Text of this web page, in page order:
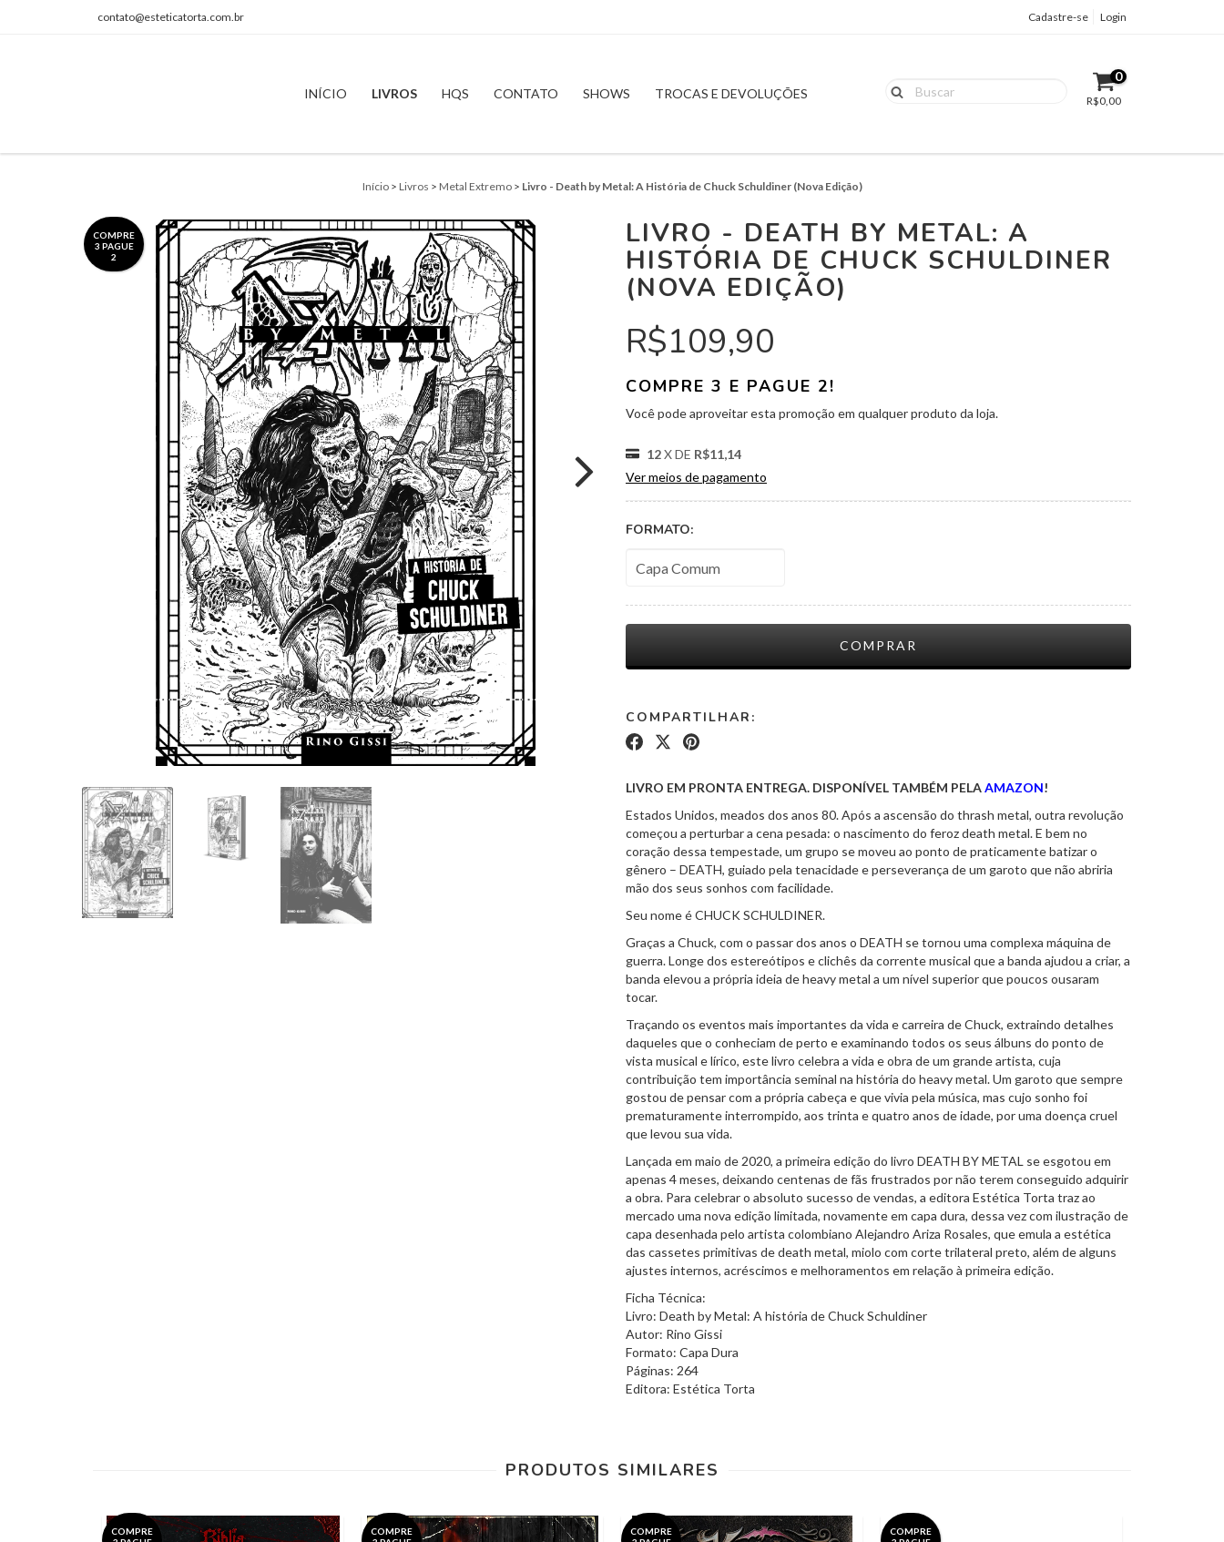
contato@esteticatorta.com.br Cadastre-se Login
INÍCIO LIVROS HQS CONTATO SHOWS TROCAS E DEVOLUÇÕES
0
R$0,00
Início > Livros > Metal Extremo > Livro - Death by Metal: A História de Chuck Schuldiner (Nova Edição)
COMPRE
3 PAGUE
2
LIVRO - DEATH BY METAL: A
HISTÓRIA DE CHUCK SCHULDINER
(NOVA EDIÇÃO)
R$109,90
COMPRE 3 E PAGUE 2!
Você pode aproveitar esta promoção em qualquer produto da loja.
12X DE R$11,14
Ver meios de pagamento
FORMATO:
COMPARTILHAR:
LIVRO EM PRONTA ENTREGA. DISPONÍVEL TAMBÉM PELAAMAZON!
Estados Unidos, meados dos anos 80. Após a ascensão do thrash metal, outra revolução
começou a perturbar a cena pesada: o nascimento do feroz death metal. E bem no
coração dessa tempestade, um grupo se moveu ao ponto de praticamente batizar o
gênero – DEATH, guiado pela tenacidade e perseverança de um garoto que não abriria
mão dos seus sonhos com facilidade.
Seu nome é CHUCK SCHULDINER.
Graças a Chuck, com o passar dos anos o DEATH se tornou uma complexa máquina de
guerra. Longe dos estereótipos e clichês da corrente musical que a banda ajudou a criar, a
banda elevou a própria ideia de heavy metal a um nível superior que poucos ousaram
tocar.
Traçando os eventos mais importantes da vida e carreira de Chuck, extraindo detalhes
daqueles que o conheciam de perto e examinando todos os seus álbuns do ponto de
vista musical e lírico, este livro celebra a vida e obra de um grande artista, cuja
contribuição tem importância seminal na história do heavy metal. Um garoto que sempre
gostou de pensar com a própria cabeça e que vivia pela música, mas cujo sonho foi
prematuramente interrompido, aos trinta e quatro anos de idade, por uma doença cruel
que levou sua vida.
Lançada em maio de 2020, a primeira edição do livro DEATH BY METAL se esgotou em
apenas 4 meses, deixando centenas de fãs frustrados por não terem conseguido adquirir
a obra. Para celebrar o absoluto sucesso de vendas, a editora Estética Torta traz ao
mercado uma nova edição limitada, novamente em capa dura, dessa vez com ilustração de
capa desenhada pelo artista colombiano Alejandro Ariza Rosales, que emula a estética
das cassetes primitivas de death metal, miolo com corte trilateral preto, além de alguns
ajustes internos, acréscimos e melhoramentos em relação à primeira edição.
Ficha Técnica:
Livro: Death by Metal: A história de Chuck Schuldiner
Autor: Rino Gissi
Formato: Capa Dura
Páginas: 264
Editora: Estética Torta
PRODUTOS SIMILARES
COMPRE
COMPRE
COMPRE
COMPRE